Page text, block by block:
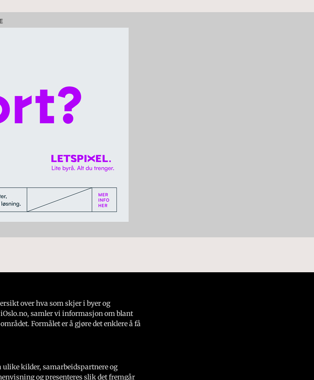
over hva som skjer i byer og
samler vi informasjon om blant
Formålet er å gjøre det enklere å få
ulike kilder, samarbeidspartnere og
og presenteres slik det fremgår